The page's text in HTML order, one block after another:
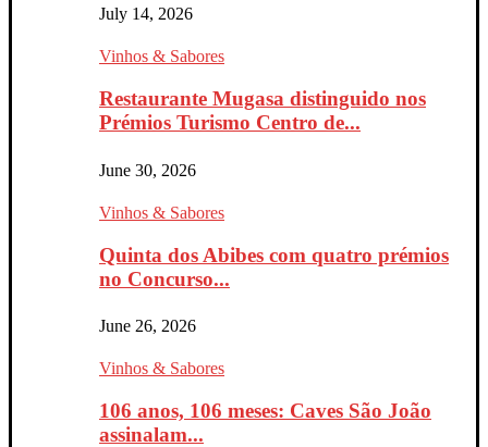
July 14, 2026
Vinhos & Sabores
Restaurante Mugasa distinguido nos
Prémios Turismo Centro de...
June 30, 2026
Vinhos & Sabores
Quinta dos Abibes com quatro prémios
no Concurso...
June 26, 2026
Vinhos & Sabores
106 anos, 106 meses: Caves São João
assinalam...